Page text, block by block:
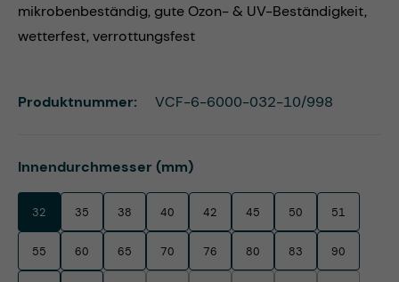
mikrobenbeständig, gute Ozon- & UV-Beständigkeit,
wetterfest, verrottungsfest
Innendurchmesser (mm)auswählen
32 35 38 40 42 45 50 51
55 60 65 70 76 80 83 90
Produktnummer: VCF-6-6000-032-10/998